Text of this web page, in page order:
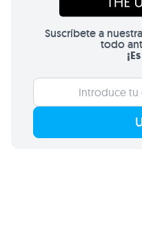
Suscríbete a
todo